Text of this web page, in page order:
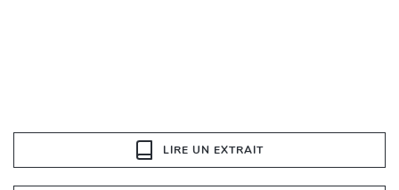
LIRE UN EXTRAIT